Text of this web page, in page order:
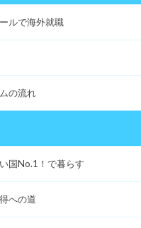
ルで海外就職
の流れ
国No.1！で暮らす
への道